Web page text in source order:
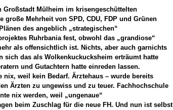
Großstadt Mülheim im krisengeschüttelten
große Mehrheit von SPD, CDU, FDP und Grünen
des angeblich „strategischen“
Ruhrbania fest, obwohl das „grandiose“
als offensichtlich ist. Nichts, aber auch garnichts
sich das als Wolkenkuckucksheim erträumt hatte
und Gutachtern hatte einreden lassen.
nix, weil kein Bedarf. Ärztehaus – wurde bereits
Ärzten zu ungewiss und zu teuer. Fachhochschule
nix werden, weil „ungenaue“
beim Zuschlag für die neue FH. Und nun ist selbst